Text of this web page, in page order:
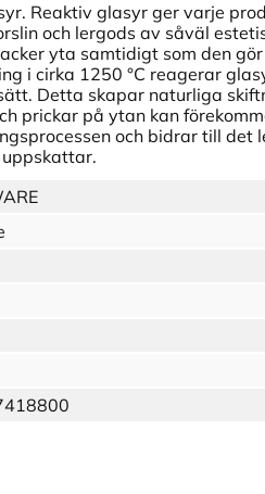
Reaktiv glasyr ger varje
och lergods av såväl
yta samtidigt som den
i cirka 1250 °C reagerar
Detta skapar naturliga
prickar på ytan kan
och bidrar till det